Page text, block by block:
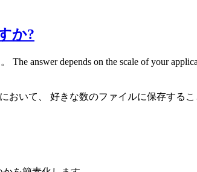
か?
answer depends on the scale of your
いて、 好きな数のファイルに保存するこ